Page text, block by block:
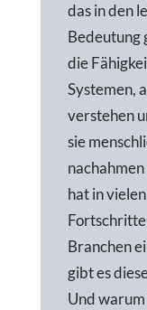
das in den
Bedeutung
die
Systemen,
verstehen
sie
hat in
Branchen
gibt es
Und